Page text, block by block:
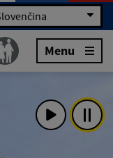
Menu